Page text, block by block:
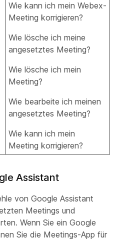
Wie kann ich mein Webex-
Meeting korrigieren?
Wie lösche ich meine
angesetztes Meeting?
Wie lösche ich mein
Meeting?
Wie bearbeite ich meinen
angesetztes Meeting?
Wie kann ich mein
Meeting korrigieren?
Assistant
von Google Assistant
Meetings und
Wenn Sie ein Google
Sie die Meetings-App für